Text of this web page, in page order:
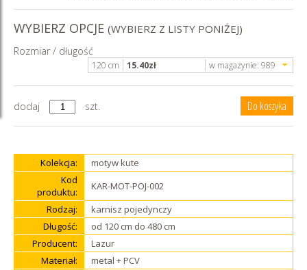
WYBIERZ OPCJE (WYBIERZ Z LISTY PONIŻEJ)
Rozmiar / długość
120 cm 15.40zł w magazynie: 989
dodaj szt.
Kolekcja:
motyw kute
Kod
produktu:
KAR-MOT-POJ-002
Rodzaj:
karnisz pojedynczy
Długość:
od 120 cm do 480 cm
Producent:
Lazur
Materiał:
metal + PCV